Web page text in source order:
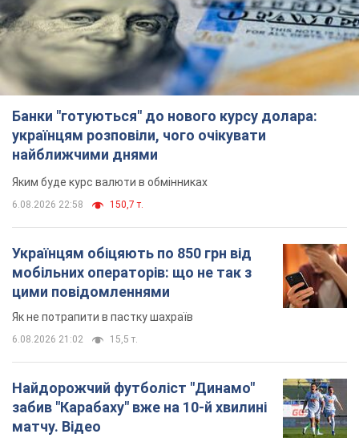
Банки "готуються" до нового курсу долара:
українцям розповіли, чого очікувати
найближчими днями
Яким буде курс валюти в обмінниках
6.08.2026 22:58 150,7 т.
Українцям обіцяють по 850 грн від
мобільних операторів: що не так з
цими повідомленнями
Як не потрапити в пастку шахраїв
6.08.2026 21:02 15,5 т.
Найдорожчий футболіст "Динамо"
забив "Карабаху" вже на 10-й хвилині
матчу. Відео